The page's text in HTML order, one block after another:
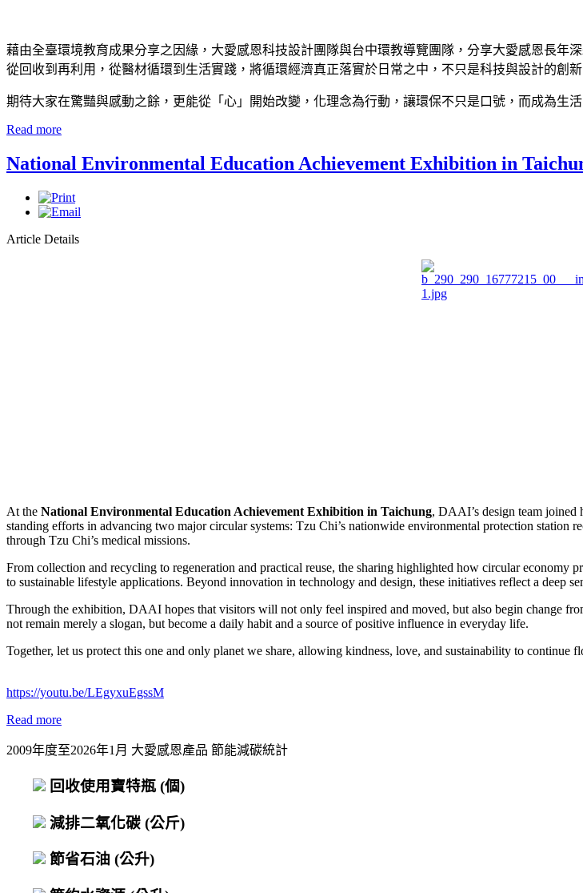
藉由全臺環境教育成果分享之因緣，大愛感恩科技設計團隊與台中環教導覽團隊，分享大愛感恩長
從回收到再利用，從醫材循環到生活實踐，將循環經濟真正落實於日常之中，不只是科技與設計的創
期待大家在驚豔與感動之餘，更能從「心」開始改變，化理念為行動，讓環保不只是口號，而成為生
Read more
National Environmental Education Achievement Exhibition in
Article Details
At the National Environmental Education Achievement Exhibition in Taichung, DAAI’s design team joined
standing efforts in advancing two major circular systems: Tzu Chi’s nationwide environmental protection station
through Tzu Chi’s medical missions.
From collection and recycling to regeneration and practical reuse, the sharing highlighted how circular
to sustainable lifestyle applications. Beyond innovation in technology and design, these initiatives reflect a deep
Through the exhibition, DAAI hopes that visitors will not only feel inspired and moved, but also begin change
not remain merely a slogan, but become a daily habit and a source of positive influence in everyday life.
Together, let us protect this one and only planet we share, allowing kindness, love, and sustainability to continue
https://youtu.be/LEgyxuEgssM
Read more
2009年度至2026年1月 大愛感恩產品 節能減碳統計
回收使用寶特瓶 (個)
減排二氧化碳 (公斤)
節省石油 (公升)